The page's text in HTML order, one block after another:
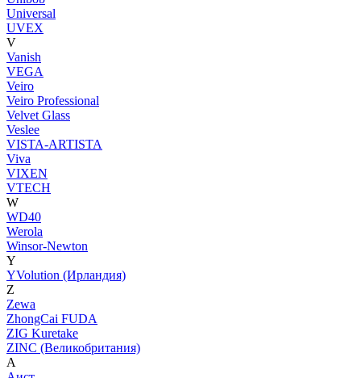
Universal
UVEX
V
Vanish
VEGA
Veiro
Veiro Professional
Velvet Glass
Veslee
VISTA-ARTISTA
Viva
VIXEN
VTECH
W
WD40
Werola
Winsor-Newton
Y
YVolution (Ирландия)
Z
Zewa
ZhongCai FUDA
ZIG Kuretake
ZINC (Великобритания)
А